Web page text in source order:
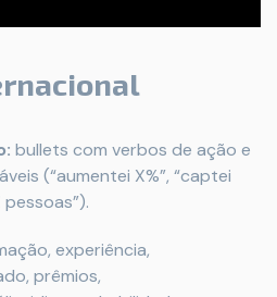
bullets com verbos de ação e
(“aumentei X%”, “captei
pessoas”).
experiência,
prêmios,